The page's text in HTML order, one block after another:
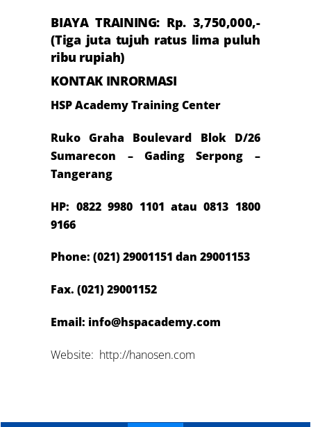
BIAYA TRAINING: Rp. 3,750,000,-
(Tiga juta tujuh ratuslima puluh
ribu rupiah)
KONTAK INRORMASI
HSP Academy Training Center
Ruko Graha Boulevard Blok D/26
Sumarecon – Gading Serpong –
Tangerang
HP: 0822 9980 1101 atau 0813 1800
9166
Phone: (021) 29001151 dan 29001153
Fax. (021) 29001152
Email: info@hspacademy.com
Website: http://hanosen.com